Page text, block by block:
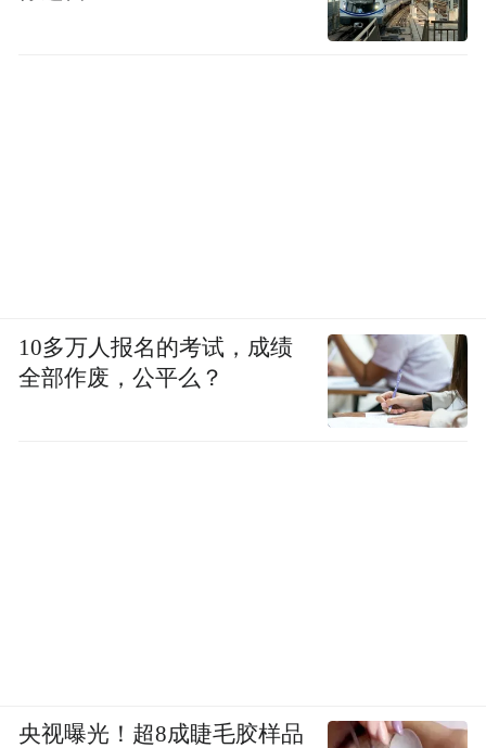
10多万人报名的考试，成绩
全部作废，公平么？
央视曝光！超8成睫毛胶样品